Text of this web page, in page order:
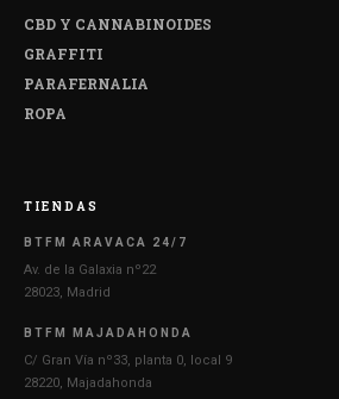
CBD Y CANNABINOIDES
GRAFFITI
PARAFERNALIA
ROPA
TIENDAS
BTFM ARAVACA 24/7
Av. de la Galaxia nº22
28023, Madrid
BTFM MAJADAHONDA
C/ Gran Vía nº33, planta 0, local 9
28220, Majadahonda